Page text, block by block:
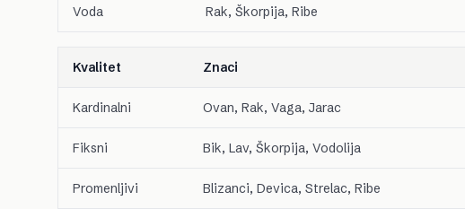
Voda Rak, Škorpija, Ribe
Kvalitet Znaci
Kardinalni Ovan, Rak, Vaga, Jarac
Fiksni Bik, Lav, Škorpija, Vodolija
Promenljivi Blizanci, Devica, Strelac, Ribe